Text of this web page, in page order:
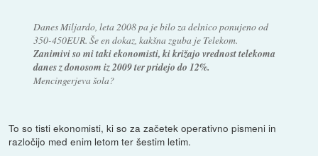
Danes Miljardo, leta 2008 pa je bilo za delnico ponujeno od
350-450EUR. Še en dokaz, kakšna zguba je Telekom.
Zanimivi so mi taki ekonomisti, ki križajo vrednost telekoma
danes z donosom iz 2009 ter pridejo do 12%.
Mencingerjeva šola?
To so tisti ekonomisti, ki so za začetek operativno pismeni in
razločijo med enim letom ter šestim letim.